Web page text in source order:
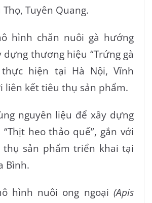
Tuyên Quang.
hình chăn nuôi gà hướng
thương hiệu “Trứng gà
hiện tại Hà Nội, Vĩnh
liên kết tiêu thụ sản phẩm.
nguyên liệu để xây dựng
heo thảo quế”, gắn với
sản phẩm triển khai tại
Bình.
hình nuôi ong ngoại (Apis